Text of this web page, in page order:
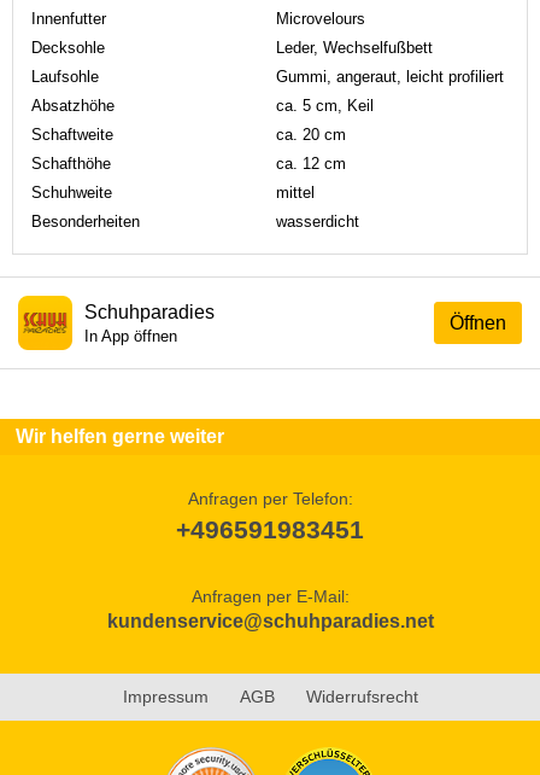
Innenfutter
Microvelours
Decksohle
Leder, Wechselfußbett
Laufsohle
Gummi, angeraut, leicht profiliert
Absatzhöhe
ca. 5 cm, Keil
Schaftweite
ca. 20 cm
Schafthöhe
ca. 12 cm
Schuhweite
mittel
Besonderheiten
wasserdicht
Öffnen
Schuhparadies
In App öffnen
Wir helfen gerne weiter
Anfragen per Telefon:
+496591983451
Anfragen per E-Mail:
kundenservice@schuhparadies.net
Impressum AGB Widerrufsrecht